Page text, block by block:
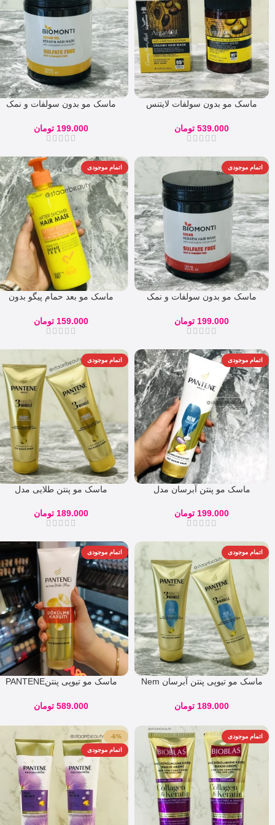
ماسک مو بدون سولفات لایتنس
539.000 تومان
ماسک مو بدون سولفات و نمک
199.000 تومان
اتمام موجودی
ماسک مو بدون سولفات و نمک
199.000 تومان
اتمام موجودی
ماسک مو بعد حمام پیگو بدون
159.000 تومان
اتمام موجودی
ماسک مو پنتن آبرسان مدل
199.000 تومان
اتمام موجودی
ماسک مو پنتن طلایی مدل
189.000 تومان
اتمام موجودی
ماسک مو تیوپی پنتن آبرسان Nem
189.000 تومان
اتمام موجودی
ماسک مو تیوپی پنتنPANTENE
حجم 275 میلی لیتر
589.000 تومان
اتمام موجودی
-6%
اتمام موجودی